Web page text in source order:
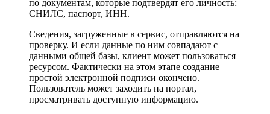
по документам, которые подтвердят его личность:
СНИЛС, паспорт, ИНН.
Сведения, загруженные в сервис, отправляются на
проверку. И если данные по ним совпадают с
данными общей базы, клиент может пользоваться
ресурсом. Фактически на этом этапе создание
простой электронной подписи окончено.
Пользователь может заходить на портал,
просматривать доступную информацию.